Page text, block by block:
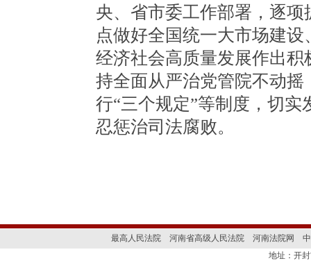
央、省市委工作部署，逐
点做好全国统一大市场建
经济社会高质量发展作出
持全面从严治党管院不动
行“三个规定”等制度，切
忍惩治司法腐败。
最高人民法院 河南省高级人民法院 河南法院网
地址：开